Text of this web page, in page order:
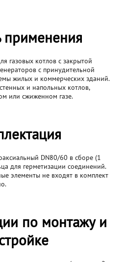
применения
газовых котлов с закрытой
с принудительной
жилых и коммерческих зданий.
и напольных котлов,
или сжиженном газе.
DN80/60 в сборе (1
для герметизации соединений.
элементы не входят в комплект
по монтажу и